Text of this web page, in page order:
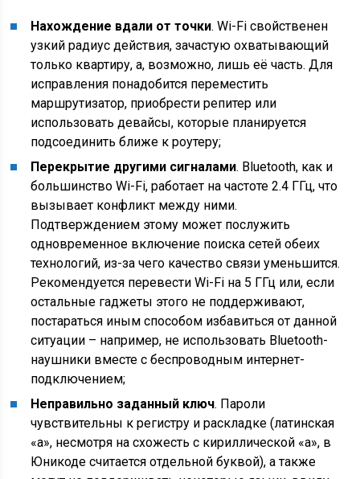
Нахождение вдали от точки. Wi-Fi свойственен
узкий радиус действия, зачастую охватывающий
только квартиру, а, возможно, лишь её часть. Для
исправления понадобится переместить
маршрутизатор, приобрести репитер или
использовать девайсы, которые планируется
подсоединить ближе к роутеру;
Перекрытие другими сигналами. Bluetooth, как и
большинство Wi-Fi, работает на частоте 2.4 ГГц, что
вызывает конфликт между ними.
Подтверждением этому может послужить
одновременное включение поиска сетей обеих
технологий, из-за чего качество связи уменьшится.
Рекомендуется перевести Wi-Fi на 5 ГГц или, если
остальные гаджеты этого не поддерживают,
постараться иным способом избавиться от данной
ситуации – например, не использовать Bluetooth-
наушники вместе с беспроводным интернет-
подключением;
Неправильно заданный ключ. Пароли
чувствительны к регистру и раскладке (латинская
«a», несмотря на схожесть с кириллической «а», в
Юникоде считается отдельной буквой), а также